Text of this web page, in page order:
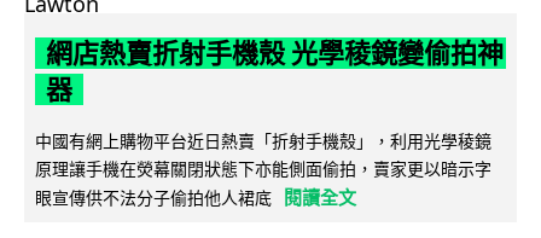
網店熱賣折射手機殼 光學稜鏡變偷拍神
器
中國有網上購物平台近日熱賣「折射手機殼」，利用光學稜鏡
原理讓手機在熒幕關閉狀態下亦能側面偷拍，賣家更以暗示字
眼宣傳供不法分子偷拍他人裙底
閱讀全文